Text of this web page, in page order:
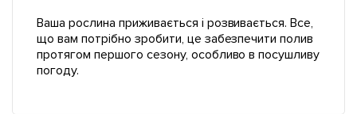
Ваша рослина приживається і розвивається. Все,
що вам потрібно зробити, це забезпечити полив
протягом першого сезону, особливо в посушливу
погоду.